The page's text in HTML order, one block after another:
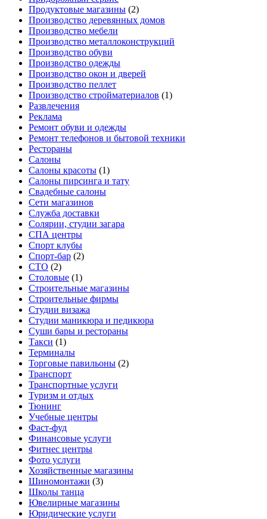
Продуктовые магазины (2)
Производство деревянных домов
Производство мебели
Производство металлоконструкций
Производство обуви
Производство одежды
Производство окон и дверей
Производство пеллет
Производство стройматериалов (1)
Развлечения
Реклама
Ремонт обуви и одежды
Ремонт телефонов и бытовой техники
Рестораны
Салоны
Салоны красоты (1)
Салоны пирсинга и тату
Свадебные салоны
Сети магазинов
Служба доставки
Солярии, студии загара
СПА центры
Спорт клубы
Спорт-бар (2)
СТО (2)
Столовые (1)
Строительные магазины
Строительные фирмы
Студии визажа
Студии маникюра и педикюра
Суши бары и рестораны
Такси (1)
Терминалы
Торговые павильоны (2)
Транспорт
Транспортные услуги
Туризм и отдых
Тюнинг
Учебные центры
Фаст-фуд
Финансовые услуги
Фитнес центры
Фото услуги
Хозяйственные магазины
Шиномонтажи (3)
Школы танца
Ювелирные магазины
Юридические услуги